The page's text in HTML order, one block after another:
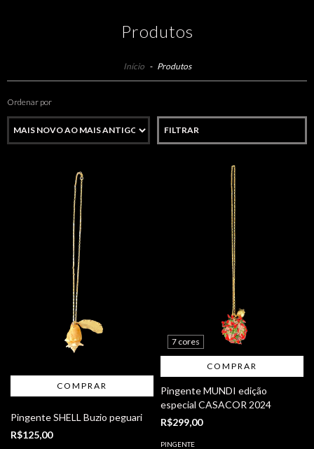
Produtos
Início - Produtos
Ordenar por
FILTRAR
Pingente SHELL Buzio peguari
R$125,00
7 cores
COMPRAR
Pingente MUNDI edição
especial CASACOR 2024
R$299,00
PINGENTE